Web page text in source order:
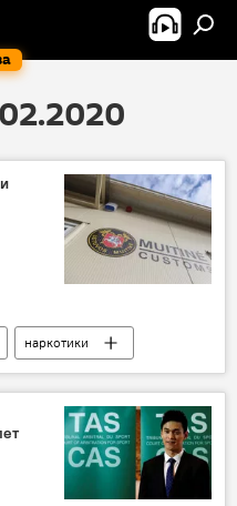
наркотики